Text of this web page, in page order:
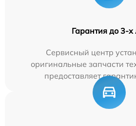
Гарантия до 3-х
Сервисный центр
оригинальные запчасти
предоставляет